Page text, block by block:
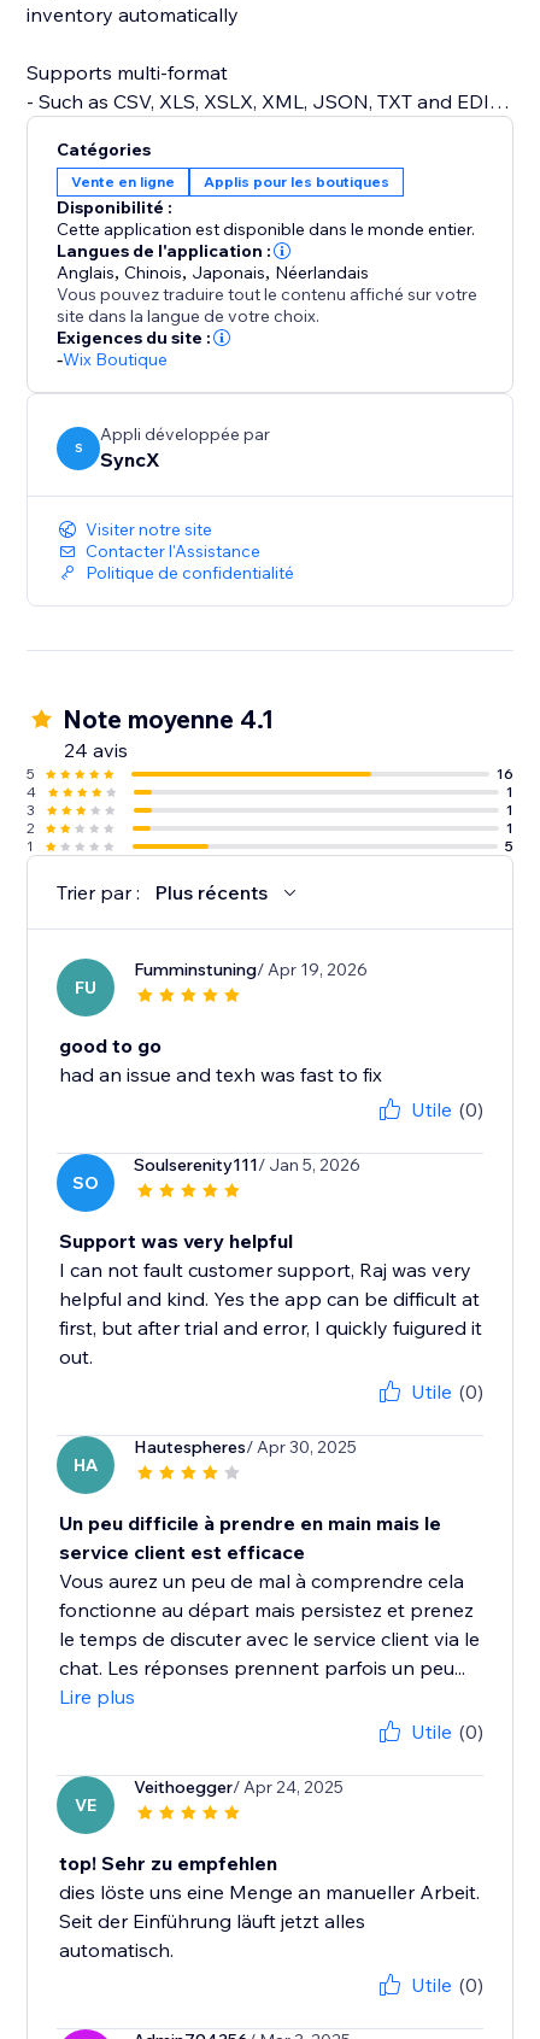
inventory automatically
Supports multi-format
- Such as CSV, XLS, XSLX, XML, JSON, TXT and EDI.
Supports prefix/suffix
- Add prefix/suffix to your SKU for better processing
Set the synchronization frequency to as often as
every hour for up-to-date inventory tracking
Catégories
Vente en ligne Applis pour les boutiques
Disponibilité :
Cette application est disponible dans le monde entier.
Langues de l'application :
Anglais,Chinois, Japonais, Néerlandais
Vous pouvez traduire tout le contenu affiché sur votre
site dans la langue de votre choix.
Exigences du site :
-Wix Boutique
S
Appli développée par
SyncX
Visiter notre site
Contacter l'Assistance
Politique de confidentialité
Note moyenne 4.1
24 avis
5
16
4
1
3
1
2
1
1
5
Trier par : Plus récents
FU
Fumminstuning/ Apr 19, 2026
good to go
had an issue and texh was fast to fix
Utile (0)
SO
Soulserenity111/ Jan 5, 2026
Support was very helpful
I can not fault customer support, Raj was very
helpful and kind. Yes the app can be difficult at
first, but after trial and error, I quickly fuigured it
out.
Utile (0)
HA
Hautespheres/ Apr 30, 2025
Un peu difficile à prendre en main mais le
service client est efficace
Vous aurez un peu de mal à comprendre cela
fonctionne au départ mais persistez et prenez
le temps de discuter avec le service client via le
chat. Les réponses prennent parfois un peu...
Lire plus
Utile (0)
VE
Veithoegger/ Apr 24, 2025
top! Sehr zu empfehlen
dies löste uns eine Menge an manueller Arbeit.
Seit der Einführung läuft jetzt alles
automatisch.
Utile (0)